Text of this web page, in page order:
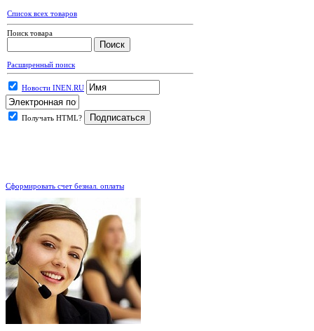
Список всех товаров
Поиск товара
Расширенный поиск
Новости INEN.RU
Получать HTML?
Сформировать счет безнал. оплаты